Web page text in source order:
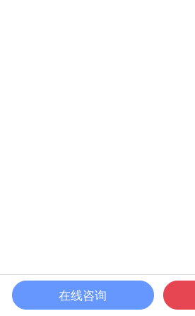
首页 课程
在线咨询